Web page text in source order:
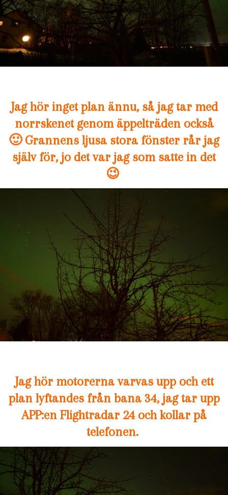
Jag hör inget plan ännu, så jag tar med
norrskenet genom äppelträden också
🙂 Grannens ljusa stora fönster rår jag
själv för, jo det var jag som satte in det
😉
Jag hör motorerna varvas upp och ett
plan lyftandes från bana 34, jag tar upp
APP:en Flightradar 24 och kollar på
telefonen.